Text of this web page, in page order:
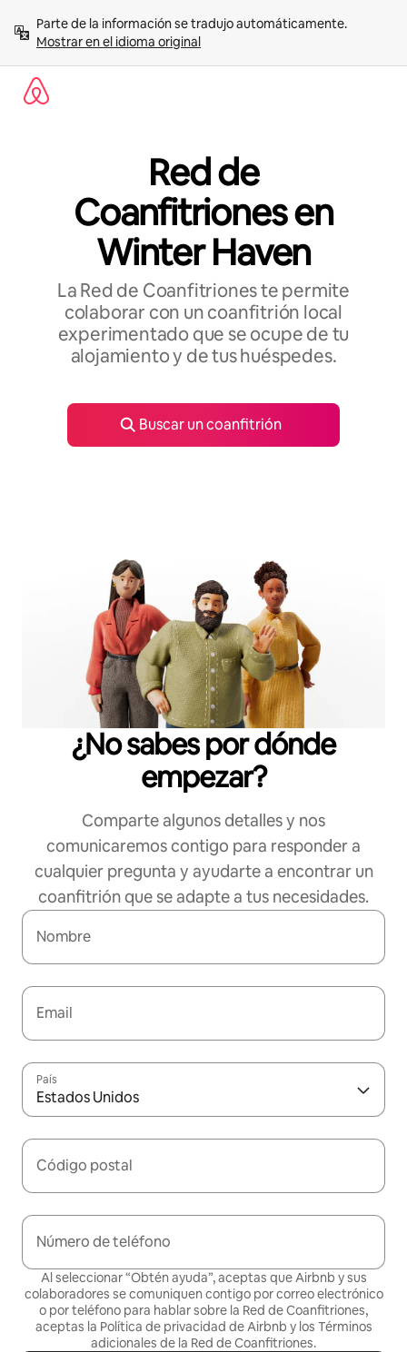
contenidoMostrar en el idioma original
Red de
Coanfitriones en
Winter Haven
La Red de Coanfitriones te permite
colaborar con un coanfitrión local
experimentado que se ocupe de tu
alojamiento y de tus huéspedes.
Buscar un coanfitrión
¿No sabes por dónde
empezar?
Comparte algunos detalles y nos
comunicaremos contigo para responder a
cualquier pregunta y ayudarte a encontrar un
coanfitrión que se adapte a tus necesidades.
Nombre
Email
País
Estados Unidos
Código postal
Número de teléfono
Al seleccionar “Obtén ayuda”, aceptas que Airbnb y sus
colaboradores se comuniquen contigo por correo electrónico
o por teléfono para hablar sobre la Red de Coanfitriones,
aceptas la Política de privacidad de Airbnb y los Términos
adicionales de la Red de Coanfitriones.